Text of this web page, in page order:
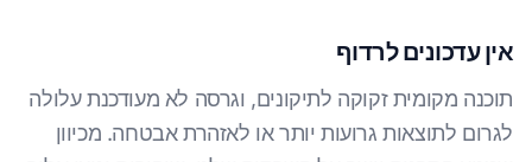
אין עדכונים לרדוף
תוכנה מקומית זקוקה לתיקונים, וגרסה לא מעודכנת עלולה
לגרום לתוצאות גרועות יותר או לאזהרת אבטחה. מכיוון